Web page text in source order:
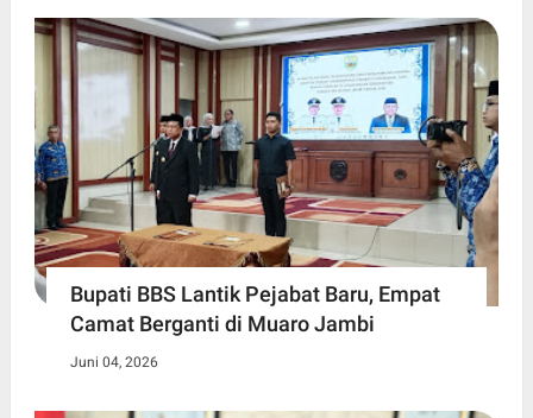
Bupati BBS Lantik Pejabat Baru, Empat
Camat Berganti di Muaro Jambi
Juni 04, 2026